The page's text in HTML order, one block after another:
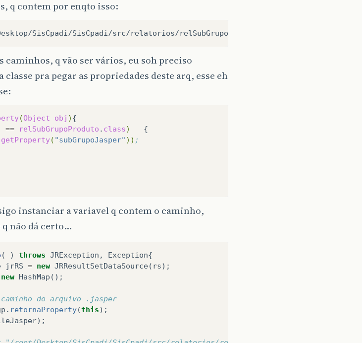
q contem por enqto isso:
caminhos, q vão ser vários, eu soh preciso
pra pegar as propriedades deste arq, esse eh
(Object obj )
== relSubGrupoProduto . class)
getProperty( "subGrupoJasper" )) ;
instanciar a variavel q contem o caminho,
não dá certo...
( ) throws JRException , Exception{
jrRS = new JRResultSetDataSource( rs);
new HashMap ();
do arquivo .jasper
. retornaProperty(this);
);